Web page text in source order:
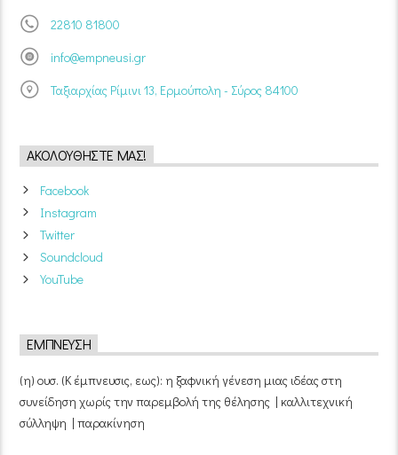
22810 81800
info@empneusi.gr
Ταξιαρχίας Ρίμινι 13, Ερμούπολη - Σύρος 84100
ΑΚΟΛΟΥΘΉΣΤΕ ΜΑΣ!
Facebook
Instagram
Twitter
Soundcloud
YouTube
ΈΜΠΝΕΥΣΗ
(η) ουσ. (Κ έμπνευσις, εως): η ξαφνική γένεση μιας ιδέας στη
συνείδηση χωρίς την παρεμβολή της θέλησης | καλλιτεχνική
σύλληψη | παρακίνηση